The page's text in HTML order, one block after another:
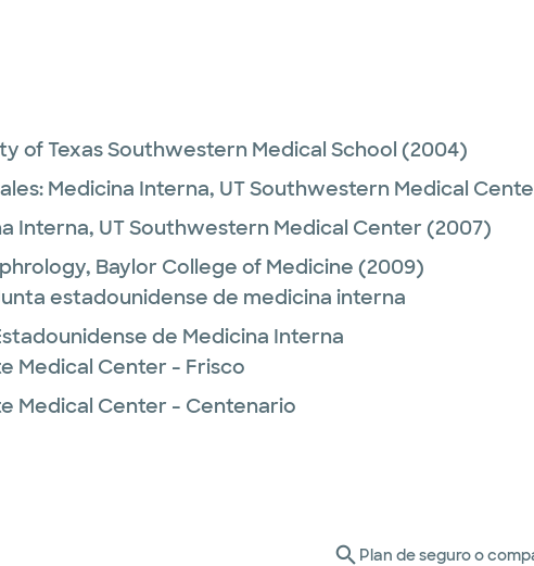
of Texas Southwestern Medical School (2004)
Medicina Interna, UT Southwestern Medical
Interna, UT Southwestern Medical Center (2007)
Baylor College of Medicine (2009)
estadounidense de medicina interna
de Medicina Interna
Medical Center - Frisco
Medical Center - Centenario
Plan de seguro o